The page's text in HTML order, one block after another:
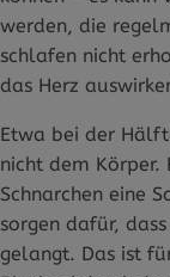
werden, die
schlafen nicht
das Herz
Etwa bei der
nicht dem Körper.
Schnarchen eine
sorgen dafür,
gelangt. Das ist